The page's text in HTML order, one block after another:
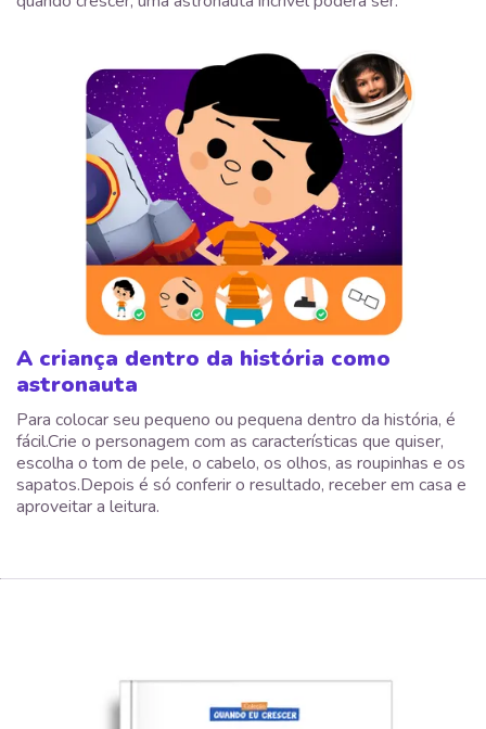
A criança dentro da história como
astronauta
Para colocar seu pequeno ou pequena dentro da história, é
fácil.Crie o personagem com as características que quiser,
escolha o tom de pele, o cabelo, os olhos, as roupinhas e os
sapatos.Depois é só conferir o resultado, receber em casa e
aproveitar a leitura.